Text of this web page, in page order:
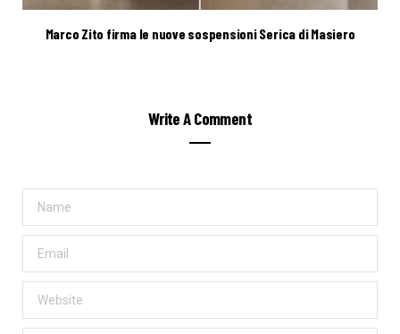
Marco Zito firma le nuove sospensioni Serica di Masiero
Write A Comment